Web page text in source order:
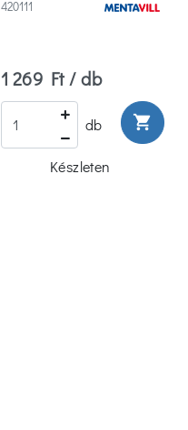
420111
1 269 Ft / db
db shopping_cart
Készleten